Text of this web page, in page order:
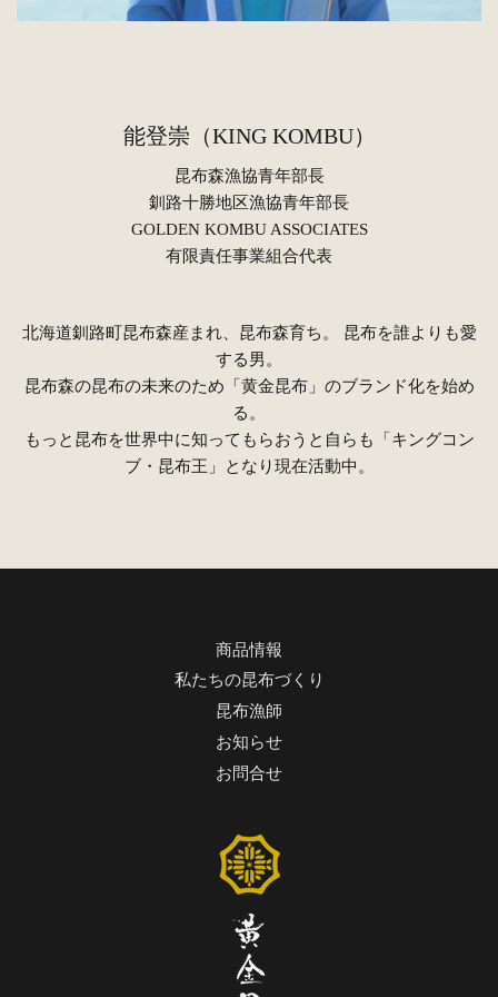
能登崇（KING KOMBU）
昆布森漁協青年部長
釧路十勝地区漁協青年部長
GOLDEN KOMBU ASSOCIATES
有限責任事業組合代表
北海道釧路町昆布森産まれ、昆布森育ち。 昆布を誰よりも愛
する男。
昆布森の昆布の未来のため「黄金昆布」のブランド化を始め
る。
もっと昆布を世界中に知ってもらおうと自らも「キングコン
ブ・昆布王」となり現在活動中。
商品情報
私たちの昆布づくり
昆布漁師
お知らせ
お問合せ